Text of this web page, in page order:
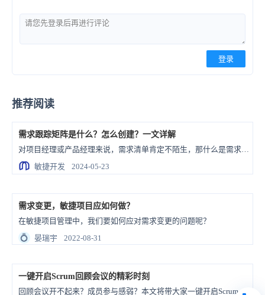
登录
推荐阅读
需求跟踪矩阵是什么？怎么创建？一文详解
对项目经理或产品经理来说，需求清单肯定不陌生，那什么是需求跟踪矩阵呢？本文将详细阐释需求跟踪矩阵的概念以及具体创建方法。
敏捷开发
2024-05-23
需求变更，敏捷项目应如何做？
在敏捷项目管理中，我们要如何应对需求变更的问题呢？
💍
晏瑞宇 2022-08-31
一键开启Scrum回顾会议的精彩时刻